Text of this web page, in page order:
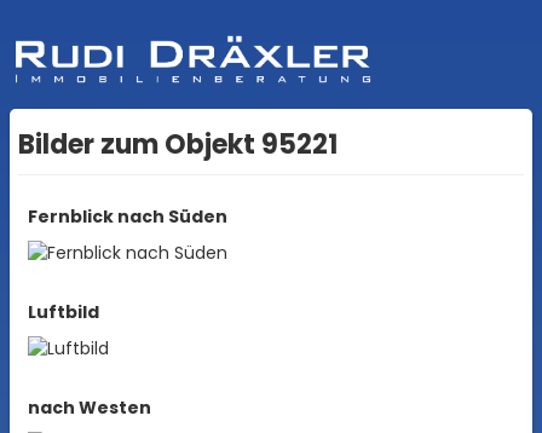
Bilder zum Objekt 95221
Fernblick nach Süden
Luftbild
nach Westen